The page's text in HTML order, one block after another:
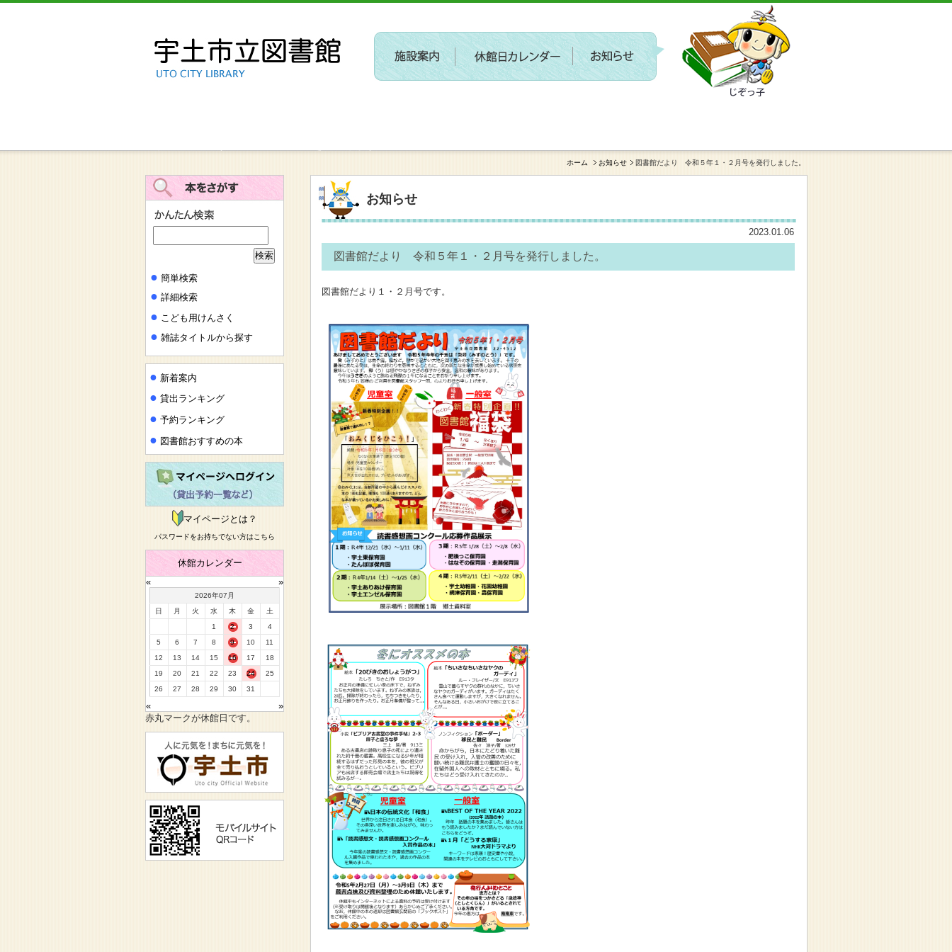
ホーム お知らせ 図書館だより 令和５年１・２月号を発行しました。
お知らせ
2023.01.06
図書館だより 令和５年１・２月号を発行しました。
図書館だより１・２月号です。
● 簡単検索
● 詳細検索
● こども用けんさく
● 雑誌タイトルから探す
● 新着案内
● 貸出ランキング
● 予約ランキング
● 図書館おすすめの本
マイページとは？
パスワードをお持ちでない方はこちら
休館カレンダー
«
»
2026年07月
日
月 火 水 木 金
土
1
2 3
4
5
6 7 8 9 10
11
12
13 14 15 16 17
18
19
20 21 22 23 24
25
26
27 28 29 30 31
«
»
赤丸マークが休館日です。